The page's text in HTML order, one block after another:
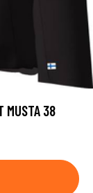
MUSTA 38